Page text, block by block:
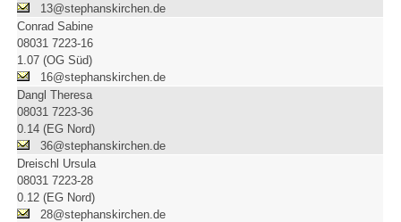
13@stephanskirchen.de
Conrad Sabine
08031 7223-16
1.07 (OG Süd)
16@stephanskirchen.de
Dangl Theresa
08031 7223-36
0.14 (EG Nord)
36@stephanskirchen.de
Dreischl Ursula
08031 7223-28
0.12 (EG Nord)
28@stephanskirchen.de